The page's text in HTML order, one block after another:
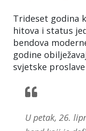
Trideset godina
hitova i status
bendova
godine
svjetske
U petak, 26.